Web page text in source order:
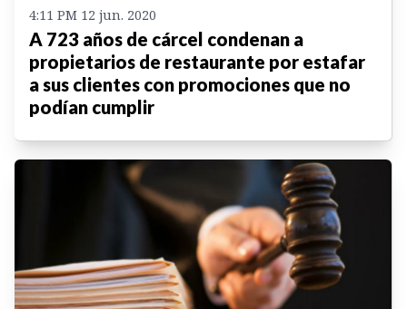
4:11 PM 12 jun. 2020
A 723 años de cárcel condenan a
propietarios de restaurante por estafar
a sus clientes con promociones que no
podían cumplir